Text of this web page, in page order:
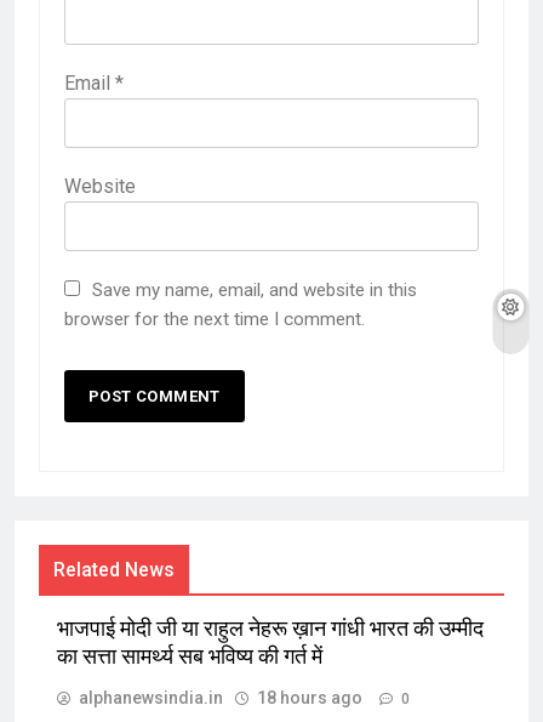
Email *
Website
Save my name, email, and website in this
browser for the next time I comment.
Related News
भाजपाई मोदी जी या राहुल नेहरू ख़ान गांधी भारत की उम्मीद
का सत्ता सामर्थ्य सब भविष्य की गर्त में
alphanewsindia.in 18 hours ago 0